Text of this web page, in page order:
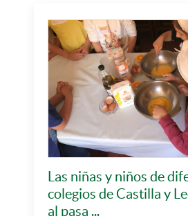
Las niñas y niños de
colegios de Castilla y
al pasa ...